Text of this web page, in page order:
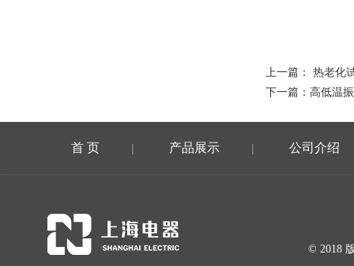
上一篇： 热老化
下一篇： 高低温
首 页 | 产品展示 | 公司介绍
© 2018